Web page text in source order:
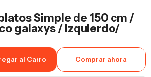
Simple de 150 cm /
galaxys / Izquierdo/
al Carro Comprar ahora